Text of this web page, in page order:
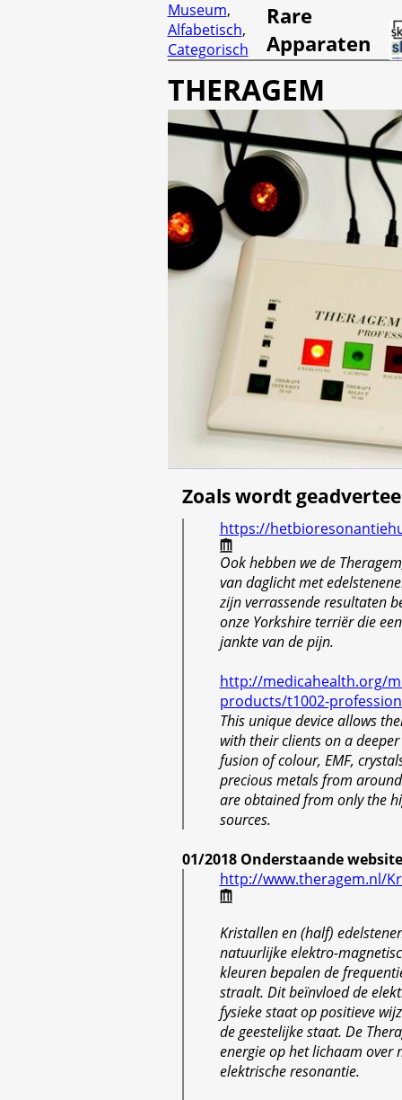
Museum,
Alfabetisch,
Categorisch
Rare
Apparaten
THERAGEM
Zoals wordt
https://
Ook hebben we de
van daglicht met
zijn verrassende resultaten
onze Yorkshire terriër die
jankte van de pijn.
http://medicahealth.org/
products/t1002-
This unique device allows
with their clients on a
fusion of colour, EMF,
precious metals from
are obtained from only the
sources.
01/2018 Onderstaande
http://www.theragem.nl/
Kristallen en (half)
natuurlijke elektro-
kleuren bepalen de
straalt. Dit beïnvloed de
fysieke staat op positieve
de geestelijke staat. De
energie op het lichaam over
elektrische resonantie.